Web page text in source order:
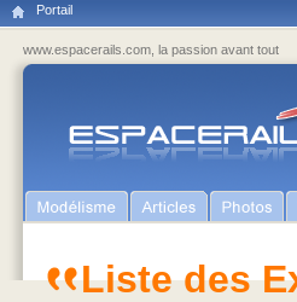
Portail
www.espacerails.com, la passion avant tout
Liste des